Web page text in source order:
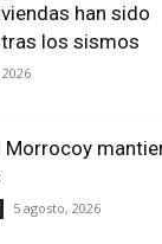
han sido
los sismos
Morrocoy
5 agosto, 2026